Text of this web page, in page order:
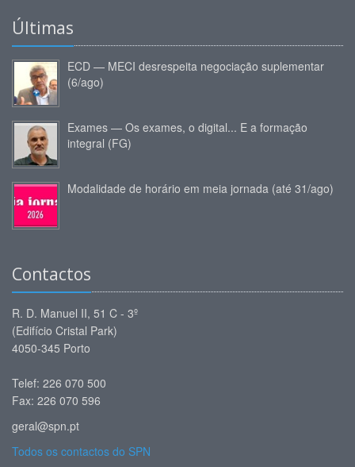
Últimas
ECD — MECI desrespeita negociação suplementar
(6/ago)
Exames — Os exames, o digital... E a formação
integral (FG)
Modalidade de horário em meia jornada (até 31/ago)
Contactos
R. D. Manuel II, 51 C - 3º
(Edifício Cristal Park)
4050-345 Porto
Telef: 226 070 500
Fax: 226 070 596
geral@spn.pt
Todos os contactos do SPN